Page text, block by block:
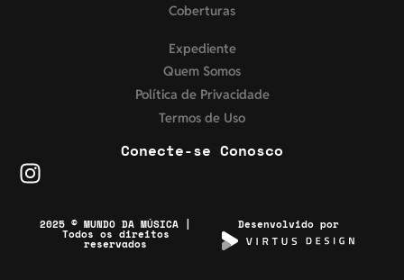
Coberturas
Expediente
Quem Somos
Política de Privacidade
Termos de Uso
Conecte-se Conosco
2025 © MUNDO DA MÚSICA |
Todos os direitos
reservados
Desenvolvido por